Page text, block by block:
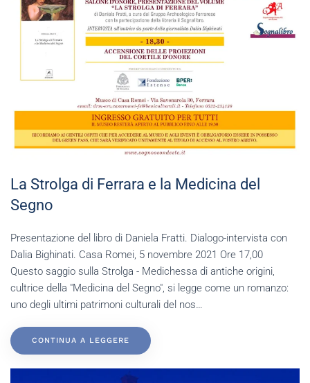
La Strolga di Ferrara e la Medicina del
Segno
Presentazione del libro di Daniela Fratti. Dialogo-intervista con
Dalia Bighinati. Casa Romei, 5 novembre 2021 Ore 17,00
Questo saggio sulla Strolga - Medichessa di antiche origini,
cultrice della "Medicina del Segno", si legge come un romanzo:
uno degli ultimi patrimoni culturali del nos…
CONTINUA A LEGGERE